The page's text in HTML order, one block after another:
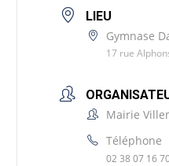
LIEU
Gymnase
17 rue
Mairie
Téléphone
02 38 07 16